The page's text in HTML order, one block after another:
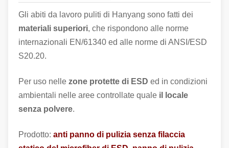
Gli abiti da lavoro puliti di Hanyang sono fatti dei
materiali superiori, che rispondono alle norme
internazionali EN/61340 ed alle norme di ANSI/ESD
S20.20.
Per uso nelle zone protette di ESD ed in condizioni
ambientali nelle aree controllate quale il locale
senza polvere.
Prodotto: anti panno di pulizia senza filaccia